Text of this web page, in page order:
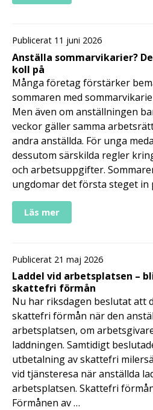
Publicerat 11 juni 2026
Anställa sommarvikarier?
koll på
Många företag förstärker
sommaren med
Men även om anställningen
veckor gäller samma
andra anställda. För unga
dessutom särskilda regler
och arbetsuppgifter.
ungdomar det första steget in
Läs mer
Publicerat 21 maj 2026
Laddel vid arbetsplatsen –
skattefri förmån
Nu har riksdagen beslutat att
skattefri förmån när den
arbetsplatsen, om
laddningen. Samtidigt
utbetalning av skattefri
vid tjänsteresa när anställda
arbetsplatsen. Skattefri
Förmånen av …